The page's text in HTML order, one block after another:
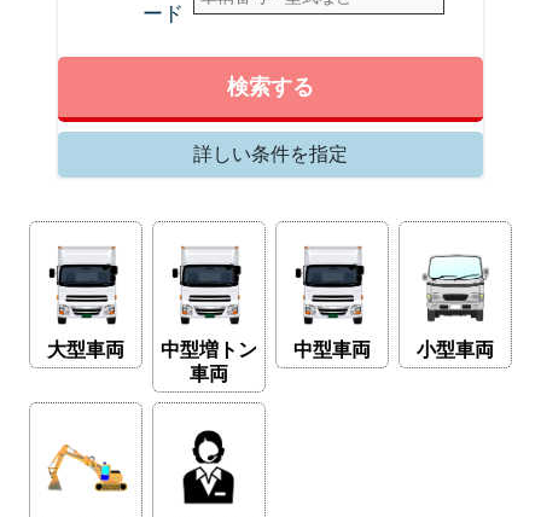
ード
検索する
詳しい条件を指定
大型車両
中型増トン
車両
中型車両 小型車両